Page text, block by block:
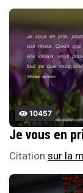
10457
Citation sur la